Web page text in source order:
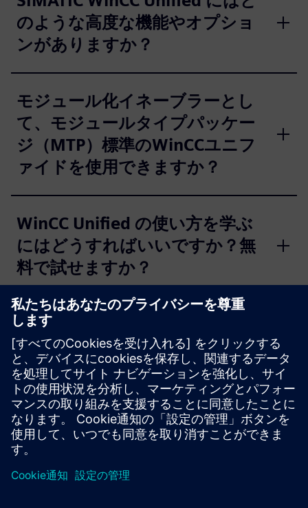
のような高度な機能やオプショ
ンがありますか？
モジュール化イネーブラーとし
て、モジュールタイプパッケー
ジ（MTP）標準のWinCCユニフ
ァイドを使用できますか？
WinCC Unified の使い方を学ぶ
にはどうすればいいですか？無
料で試せますか？
WinCC Unifiedにソリューショ
ンを最新化するにはどうすれば
いいですか？また、最新のニュ
ースやオファーはどこで入手で
きますか？